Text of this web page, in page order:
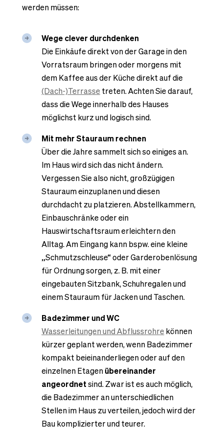
werden müssen:
Wege clever durchdenken
Die Einkäufe direkt von der Garage in den
Vorratsraum bringen oder morgens mit
dem Kaffee aus der Küche direkt auf die
(Dach-)Terrasse treten. Achten Sie darauf,
dass die Wege innerhalb des Hauses
möglichst kurz und logisch sind.
Mit mehr Stauraum rechnen
Über die Jahre sammelt sich so einiges an.
Im Haus wird sich das nicht ändern.
Vergessen Sie also nicht, großzügigen
Stauraum einzuplanen und diesen
durchdacht zu platzieren. Abstellkammern,
Einbauschränke oder ein
Hauswirtschaftsraum erleichtern den
Alltag. Am Eingang kann bspw. eine kleine
„Schmutzschleuse“ oder Garderobenlösung
für Ordnung sorgen, z. B. mit einer
eingebauten Sitzbank, Schuhregalen und
einem Stauraum für Jacken und Taschen.
Badezimmer und WC
Wasserleitungen und Abflussrohre können
kürzer geplant werden, wenn Badezimmer
kompakt beieinanderliegen oder auf den
einzelnen Etagenübereinander
angeordnetsind. Zwar ist es auch möglich,
die Badezimmer an unterschiedlichen
Stellen im Haus zu verteilen, jedoch wird der
Bau komplizierter und teurer.